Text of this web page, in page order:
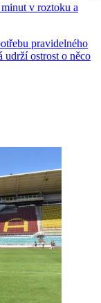
v roztoku a
pravidelného
udrží ostrost o něco